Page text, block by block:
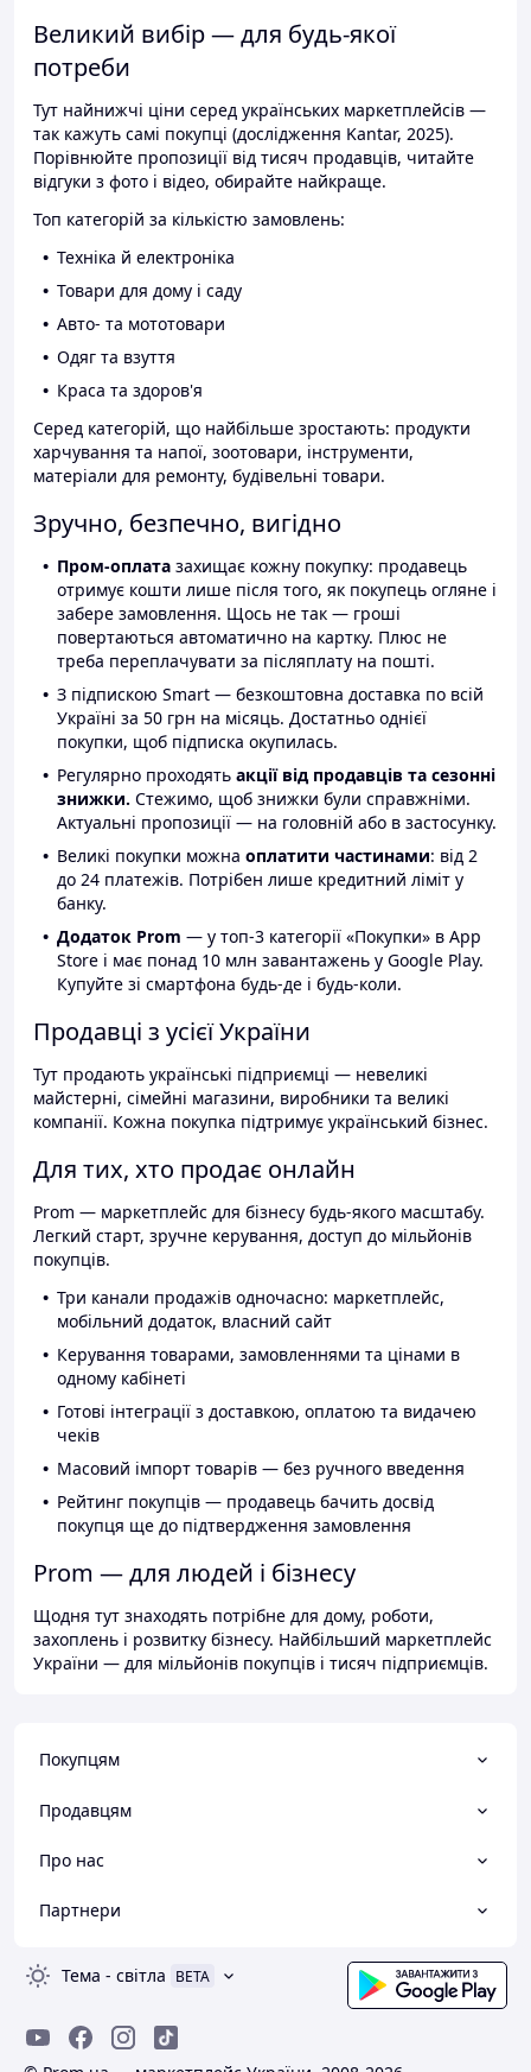
Великий вибір — для будь-якої
потреби
Тут найнижчі ціни серед українських маркетплейсів —
так кажуть самі покупці (дослідження Kantar, 2025).
Порівнюйте пропозиції від тисяч продавців, читайте
відгуки з фото і відео, обирайте найкраще.
Топ категорій за кількістю замовлень:
Техніка й електроніка
Товари для дому і саду
Авто- та мототовари
Одяг та взуття
Краса та здоров'я
Серед категорій, що найбільше зростають: продукти
харчування та напої, зоотовари, інструменти,
матеріали для ремонту, будівельні товари.
Зручно, безпечно, вигідно
Пром-оплата захищає кожну покупку: продавець
отримує кошти лише після того, як покупець огляне і
забере замовлення. Щось не так — гроші
повертаються автоматично на картку. Плюс не
треба переплачувати за післяплату на пошті.
З підпискою Smart — безкоштовна доставка по всій
Україні за 50 грн на місяць. Достатньо однієї
покупки, щоб підписка окупилась.
Регулярно проходять акції від продавців та сезонні
знижки. Стежимо, щоб знижки були справжніми.
Актуальні пропозиції — на головній або в застосунку.
Великі покупки можна оплатити частинами: від 2
до 24 платежів. Потрібен лише кредитний ліміт у
банку.
Додаток Prom — у топ-3 категорії «Покупки» в App
Store і має понад 10 млн завантажень у Google Play.
Купуйте зі смартфона будь-де і будь-коли.
Продавці з усієї України
Тут продають українські підприємці — невеликі
майстерні, сімейні магазини, виробники та великі
компанії. Кожна покупка підтримує український бізнес.
Для тих, хто продає онлайн
Prom — маркетплейс для бізнесу будь-якого масштабу.
Легкий старт, зручне керування, доступ до мільйонів
покупців.
Три канали продажів одночасно: маркетплейс,
мобільний додаток, власний сайт
Керування товарами, замовленнями та цінами в
одному кабінеті
Готові інтеграції з доставкою, оплатою та видачею
чеків
Масовий імпорт товарів — без ручного введення
Рейтинг покупців — продавець бачить досвід
покупця ще до підтвердження замовлення
Prom — для людей і бізнесу
Щодня тут знаходять потрібне для дому, роботи,
захоплень і розвитку бізнесу. Найбільший маркетплейс
України — для мільйонів покупців і тисяч підприємців.
Покупцям
Продавцям
Про нас
Партнери
Тема - світла BETA